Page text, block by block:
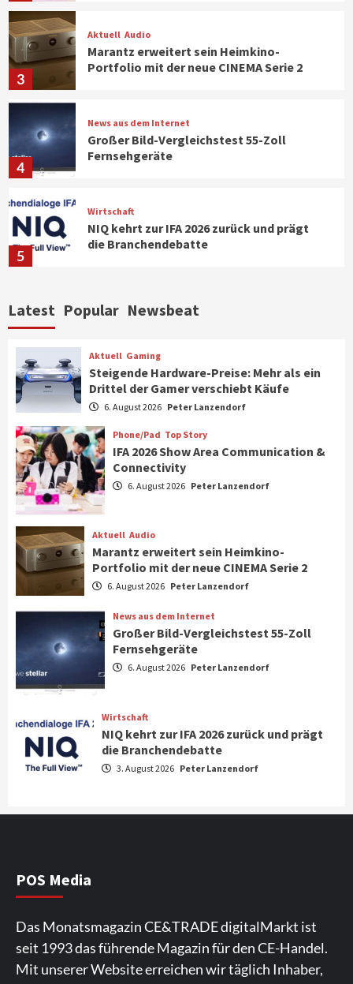
3
Aktuell Audio
Marantz erweitert sein Heimkino-
Portfolio mit der neue CINEMA Serie 2
4
News aus dem Internet
Großer Bild-Vergleichstest 55-Zoll
Fernsehgeräte
5
Wirtschaft
NIQ kehrt zur IFA 2026 zurück und prägt
die Branchendebatte
6
CHERRY baut Vertriebsteam in
7
Smart Living Top Story
Verbraucher setzen immer mehr auf
1
Aktuell Gaming
Steigende Hardware-Preise: Mehr als ein
Drittel der Gamer verschiebt Käufe
2
Phone/Pad Top Story
IFA 2026 Show Area Communication &
Aktuell Audio
Marantz erweitert sein Heimkino-
Portfolio mit der neue CINEMA Serie 2
News aus dem Internet
Großer Bild-Vergleichstest 55-Zoll
Fernsehgeräte
5
6
CHERRY baut Vertriebsteam in
strategisch wichtigen Märkten aus
Latest Popular Newsbeat
Aktuell Gaming
Steigende Hardware-Preise: Mehr als ein
Drittel der Gamer verschiebt Käufe
6. August 2026 Peter Lanzendorf
Phone/Pad Top Story
IFA 2026 Show Area Communication &
Connectivity
6. August 2026 Peter Lanzendorf
Aktuell Audio
Marantz erweitert sein Heimkino-
Portfolio mit der neue CINEMA Serie 2
6. August 2026 Peter Lanzendorf
News aus dem Internet
Großer Bild-Vergleichstest 55-Zoll
Fernsehgeräte
6. August 2026 Peter Lanzendorf
Wirtschaft
NIQ kehrt zur IFA 2026 zurück und prägt
die Branchendebatte
3. August 2026 Peter Lanzendorf
POS Media
Das Monatsmagazin CE&TRADE digitalMarkt ist
seit 1993 das führende Magazin für den CE-Handel.
Mit unserer Website erreichen wir täglich Inhaber,